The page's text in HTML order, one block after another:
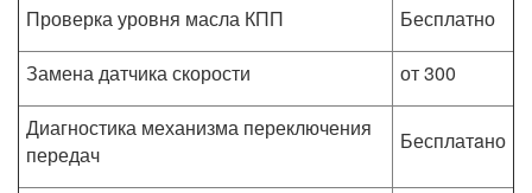
Проверка уровня масла КПП
Бесплатно
Замена датчика скорости
от 300
Диагностика механизма переключения
передач
Бесплатaно